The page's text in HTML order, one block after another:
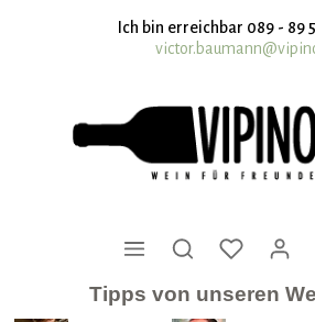
springenIch bin erreichbar 089 - 89
Tipps von unseren